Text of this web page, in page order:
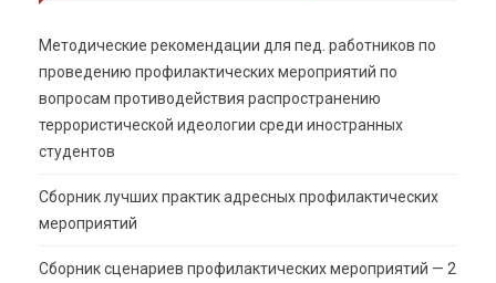
Методические рекомендации для пед. работников по
проведению профилактических мероприятий по
вопросам противодействия распространению
террористической идеологии среди иностранных
студентов
Сборник лучших практик адресных профилактических
мероприятий
Сборник сценариев профилактических мероприятий — 2